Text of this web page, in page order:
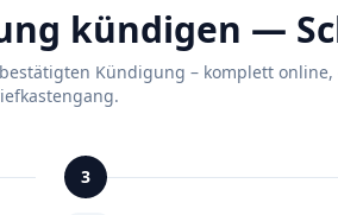
kündigen —
Kündigung – komplett online,
3